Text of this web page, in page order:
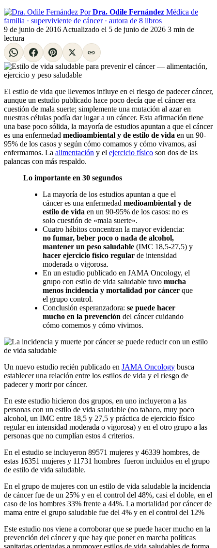
Por Dra. Odile Fernández Médica de
familia · superviviente de cáncer · autora de 8 libros
9 de junio de 2016 Actualizado el 5 de junio de 2026 3 min de
lectura
El estilo de vida que llevemos influye en el riesgo de padecer cáncer,
aunque un estudio publicado hace poco decía que el cáncer era
cuestión de mala suerte; simplemente una mutación al azar en
nuestras células podía dar lugar a un cáncer. Esta afirmación tiene
una base poco sólida, la mayoría de estudios apuntan a que el cáncer
es una enfermedad medioambiental y de estilo de vida en un 90-
95% de los casos y según cómo comamos y cómo vivamos, así
enfermamos. La alimentación y el ejercicio físico son dos de las
palancas con más respaldo.
Lo importante en 30 segundos
La mayoría de los estudios apuntan a que el
cáncer es una enfermedad medioambiental y de
estilo de vida en un 90-95% de los casos: no es
solo cuestión de «mala suerte».
Cuatro hábitos concentran la mayor evidencia:
no fumar, beber poco o nada de alcohol,
mantener un peso saludable (IMC 18,5-27,5) y
hacer ejercicio físico regular de intensidad
moderada o vigorosa.
En un estudio publicado en JAMA Oncology, el
grupo con estilo de vida saludable tuvo mucha
menos incidencia y mortalidad por cáncer que
el grupo control.
Conclusión esperanzadora: se puede hacer
mucho en la prevención del cáncer cuidando
cómo comemos y cómo vivimos.
Un nuevo estudio recién publicado en JAMA Oncology busca
establecer una relación entre los estilos de vida y el riesgo de
padecer y morir por cáncer.
En este estudio hicieron dos grupos, en uno incluyeron a las
personas con un estilo de vida saludable (no tabaco, muy poco
alcohol, un IMC entre 18,5 y 27,5 y práctica de ejercicio físico
regular en intensidad moderada o vigorosa) y en el otro grupo a las
personas que no cumplían estos 4 criterios.
En el estudio se incluyeron 89571 mujeres y 46339 hombres, de
estas 16351 mujeres y 11731 hombres fueron incluidos en el grupo
de estilo de vida saludable.
En el grupo de mujeres con un estilo de vida saludable la incidencia
de cáncer fue de un 25% y en el control del 48%, casi el doble, en el
caso de los hombres 33% frente a 44%. La mortalidad por cáncer de
mama entre el grupo saludable fue del 4% y en el control del 12%
Este estudio nos viene a corroborar que se puede hacer mucho en la
prevención del cáncer y que hay que poner en marcha políticas